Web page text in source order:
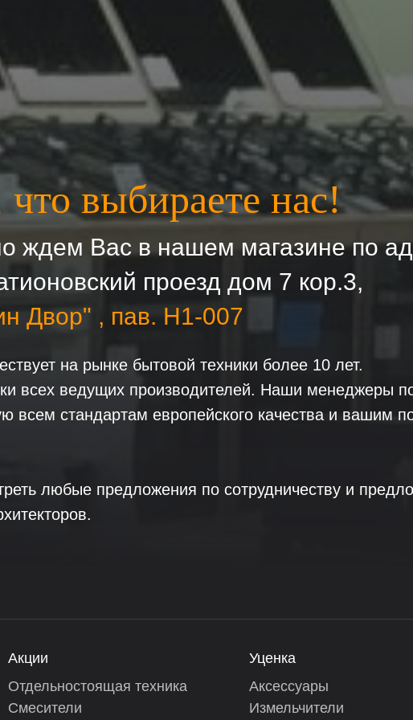
выбираете нас!
ждем Вас в нашем магазине по
проезд дом 7 кор.3,
Двор" , пав. H1-007
на рынке бытовой техники более 10 лет.
всех ведущих производителей. Наши менеджеры
всем стандартам европейского качества и вашим
любые предложения по сотрудничеству и
Акции
Отдельностоящая техника
Смесители
Уценка
Аксессуары
Измельчители